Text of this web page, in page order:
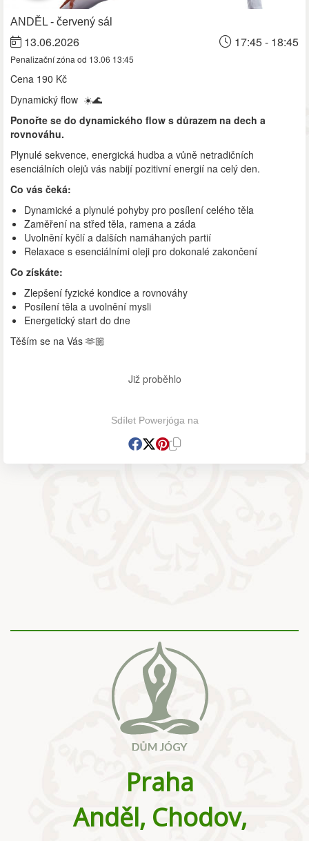
ANDĚL - červený sál
13.06.2026 17:45 - 18:45
Penalizační zóna od 13.06 13:45
Cena 190 Kč
Dynamický flow ☀️🌊
Ponořte se do dynamického flow s důrazem na dech a
rovnováhu.
Plynulé sekvence, energická hudba a vůně netradičních
esenciálních olejů vás nabijí pozitivní energií na celý den.
Co vás čeká:
Dynamické a plynulé pohyby pro posílení celého těla
Zaměření na střed těla, ramena a záda
Uvolnění kyčlí a dalších namáhaných partií
Relaxace s esenciálními oleji pro dokonalé zakončení
Co získáte:
Zlepšení fyzické kondice a rovnováhy
Posílení těla a uvolnění mysli
Energetický start do dne
Těším se na Vás 🫶🏼
Již proběhlo
Sdílet Powerjóga na
Praha
Anděl, Chodov,